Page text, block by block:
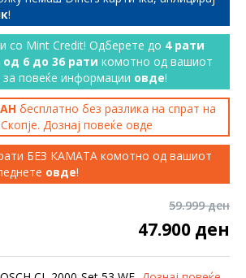
!
со Mint Credit! Одберете до 4 рати
од 6 до 36 рати комотно од вашиот
повеќе информации овде!
бесплатно без разлика на спрат на
Дознај повеќе овде
рати БЕЗ КАМАТА комотно од вашиот
овде!
59.999 ден
47.900 ден